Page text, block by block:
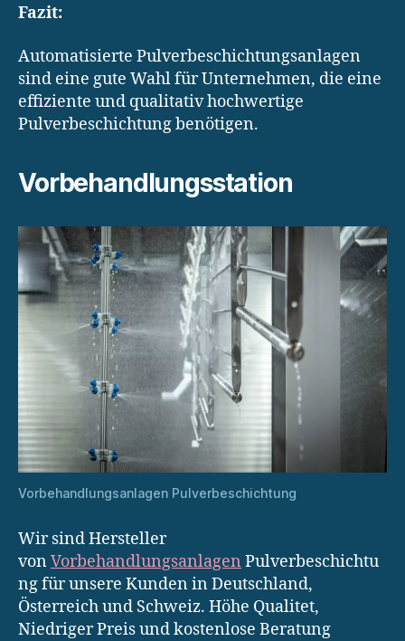
Fazit:
Automatisierte Pulverbeschichtungsanlagen
sind eine gute Wahl für Unternehmen, die eine
effiziente und qualitativ hochwertige
Pulverbeschichtung benötigen.
Vorbehandlungsstation
Vorbehandlungsanlagen Pulverbeschichtung
Wir sind Hersteller
vonVorbehandlungsanlagen Pulverbeschichtu
ng für unsere Kunden in Deutschland,
Österreich und Schweiz. Höhe Qualitet,
Niedriger Preis und kostenlose Beratung